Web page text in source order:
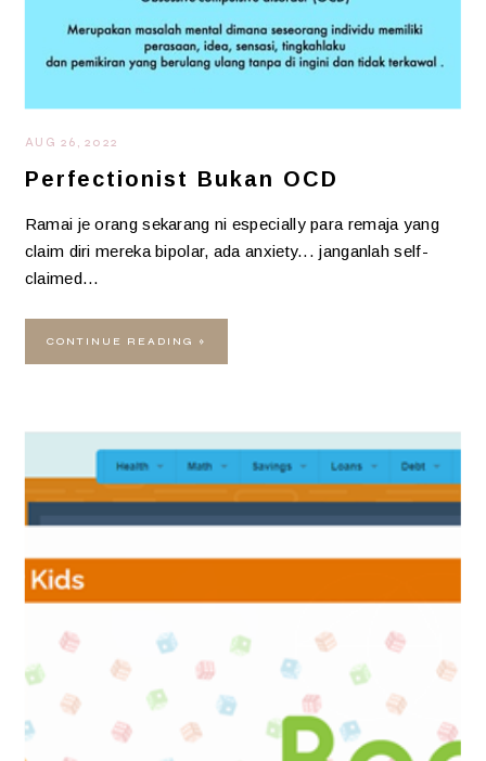
AUG 26, 2022
Perfectionist Bukan OCD
Ramai je orang sekarang ni especially para remaja yang
claim diri mereka bipolar, ada anxiety... janganlah self-
claimed…
CONTINUE READING »